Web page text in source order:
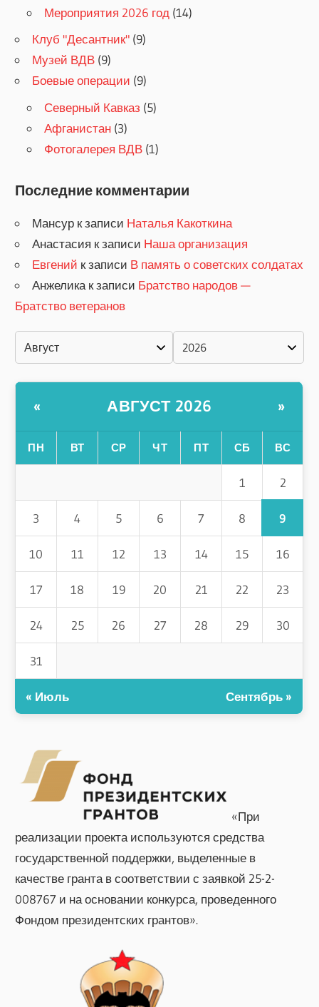
Мероприятия 2026 год (14)
Клуб "Десантник" (9)
Музей ВДВ (9)
Боевые операции (9)
Северный Кавказ (5)
Афганистан (3)
Фотогалерея ВДВ (1)
Последние комментарии
Мансур к записи Наталья Какоткина
Анастасия к записи Наша организация
Евгений к записи В память о советских солдатах
Анжелика к записи Братство народов —
Братство ветеранов
« АВГУСТ 2026 »
ПН ВТ СР ЧТ ПТ СБ ВС
1 2
3 4 5 6 7 8 9
10 11 12 13 14 15 16
17 18 19 20 21 22 23
24 25 26 27 28 29 30
31
« Июль Сентябрь »
«При
реализации проекта используются средства
государственной поддержки, выделенные в
качестве гранта в соответствии с заявкой 25-2-
008767 и на основании конкурса, проведенного
Фондом президентских грантов».